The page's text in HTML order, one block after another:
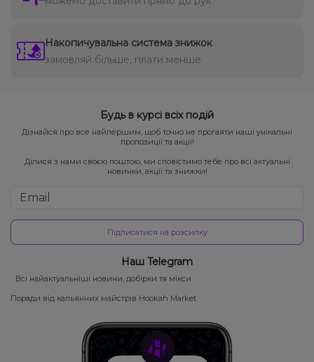
Накопичувальна система знижок
замовляй більше, плати менше
Будь в курсі всіх подій
Дізнайся про все найпершим, щоб точно не прогаяти наші унікальні
пропозиції та акції!
Ділися з нами своєю поштою, ми сповістимо тебе про всі актуальні
новинки, акції та знижки!
Підписатися на розсилку
Наш Telegram
Всі найактуальніші новини, добірки та мікси
Поради від кальянних майстрів Hookah Market